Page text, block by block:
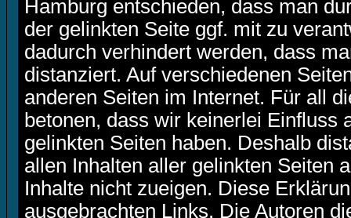
Hamburg entschieden, dass man
der gelinkten Seite ggf. mit zu
dadurch verhindert werden, dass
distanziert. Auf verschiedenen
anderen Seiten im Internet. Für all
betonen, dass wir keinerlei Einfluss
gelinkten Seiten haben. Deshalb
allen Inhalten aller gelinkten Seiten
Inhalte nicht zueigen. Diese
ausgebrachten Links. Die Autoren